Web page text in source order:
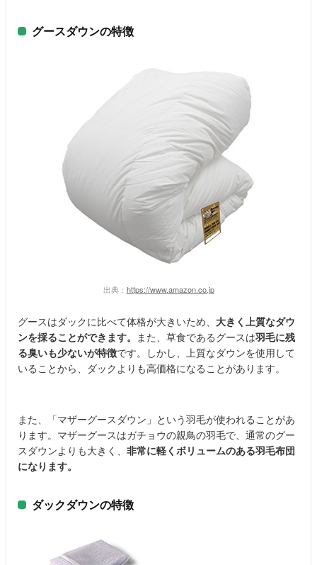
グースダウンの特徴
出典： https://www.amazon.co.jp
グースはダックに比べて体格が大きいため、 大きく上質なダウ
ンを採ることができます。 また、草食であるグースは羽毛に残
る臭いも少ないが特徴です。しかし、上質なダウンを使用して
いることから、ダックよりも高価格になることがあります。
また、「マザーグースダウン」という羽毛が使われることがあ
ります。マザーグースはガチョウの親鳥の羽毛で、通常のグー
スダウンよりも大きく、 非常に軽くボリュームのある羽毛布団
になります。
ダックダウンの特徴